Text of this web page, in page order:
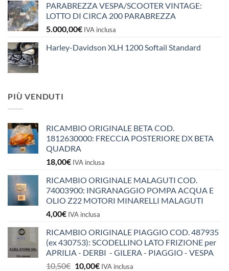
PARABREZZA VESPA/SCOOTER VINTAGE:
LOTTO DI CIRCA 200 PARABREZZA
5.000,00€ IVA inclusa
Harley-Davidson XLH 1200 Softail Standard
PIÙ VENDUTI
RICAMBIO ORIGINALE BETA COD.
1812630000: FRECCIA POSTERIORE DX BETA
QUADRA
18,00€ IVA inclusa
RICAMBIO ORIGINALE MALAGUTI COD.
74003900: INGRANAGGIO POMPA ACQUA E
OLIO Z22 MOTORI MINARELLI MALAGUTI
4,00€ IVA inclusa
RICAMBIO ORIGINALE PIAGGIO COD. 487935
(ex 430753): SCODELLINO LATO FRIZIONE per
APRILIA - DERBI - GILERA - PIAGGIO - VESPA
10,50€ Il
10,00€IlIVA inclusa